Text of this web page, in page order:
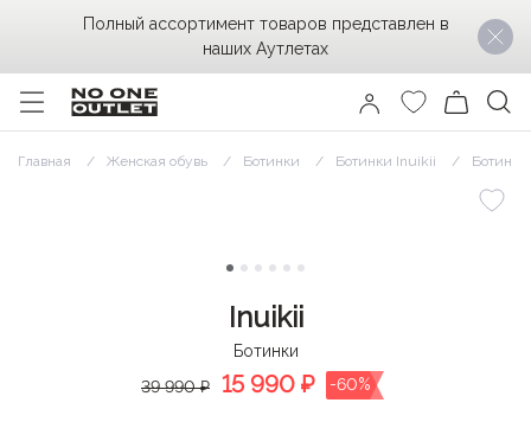
Главная Женская обувь Ботинки Ботинки Inuikii
Inuikii
Ботинки
39 990 ₽
15 990 ₽ -60%
Полный ассортимент товаров представлен в
наших Аутлетах